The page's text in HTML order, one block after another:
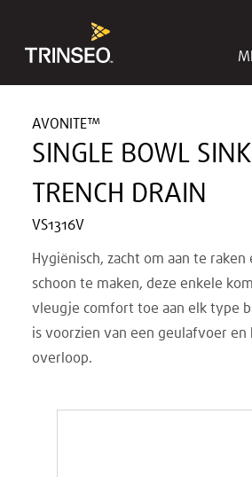
AVONITE™
SINGLE BOWL
TRENCH DRAIN
VS1316V
Hygiënisch, zacht om aan te
schoon te maken, deze enkele
vleugje comfort toe aan elk type
is voorzien van een geulafvoer en
overloop.